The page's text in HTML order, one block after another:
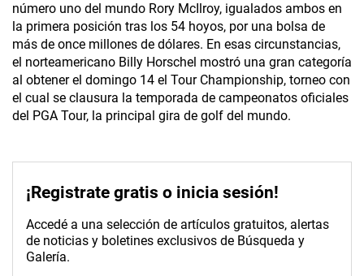
número uno del mundo Rory McIlroy, igualados ambos en
la primera posición tras los 54 hoyos, por una bolsa de
más de once millones de dólares. En esas circunstancias,
el norteamericano Billy Horschel mostró una gran categoría
al obtener el domingo 14 el Tour Championship, torneo con
el cual se clausura la temporada de campeonatos oficiales
del PGA Tour, la principal gira de golf del mundo.
¡Registrate gratis o inicia sesión!
Accedé a una selección de artículos gratuitos, alertas
de noticias y boletines exclusivos de Búsqueda y
Galería.